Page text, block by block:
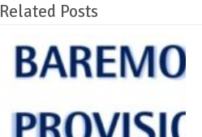
Related Posts